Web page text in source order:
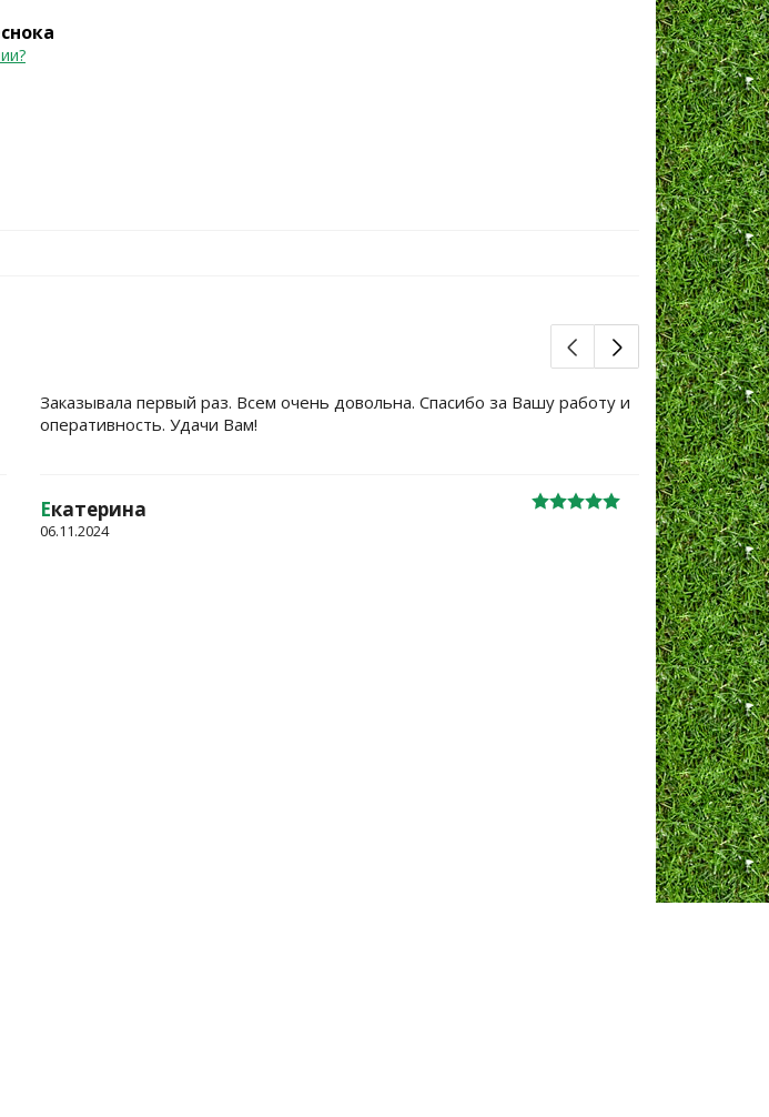
Заказывала первый раз. Всем очень довольна. Спасибо за Вашу работу и
оперативность. Удачи Вам!
Екатерина
06.11.2024
Большое
уже не
Жанна
06.10.2024